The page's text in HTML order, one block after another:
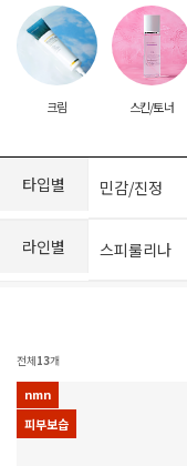
크림 스킨/토너
타입별 민감/진정
라인별 스피룰리나
전체13개
nmn
피부보습